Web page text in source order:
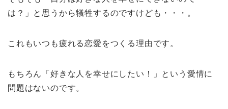
は？」と思うから犠牲するのですけども・・・。
これもいつも疲れる恋愛をつくる理由です。
もちろん「好きな人を幸せにしたい！」という愛情に
問題はないのです。